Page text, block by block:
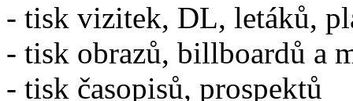
- tisk vizitek, DL, letáků,
- tisk obrazů, billboardů a
- tisk časopisů, prospektů